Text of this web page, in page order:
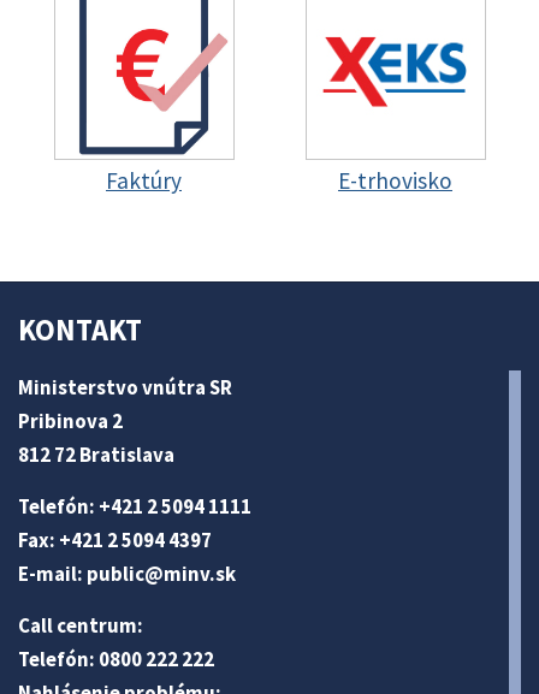
Faktúry E-trhovisko
KONTAKT
Ministerstvo vnútra SR
Pribinova 2
812 72 Bratislava
Telefón: +421 2 5094 1111
Fax: +421 2 5094 4397
E-mail: public@minv.sk
Call centrum:
Telefón: 0800 222 222